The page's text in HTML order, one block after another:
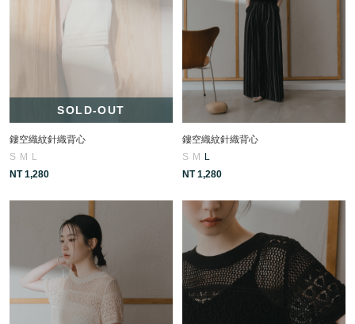
SOLD-OUT
鏤空織紋針織背心
S M L
NT 1,280
鏤空織紋針織背心
S M L
NT 1,280